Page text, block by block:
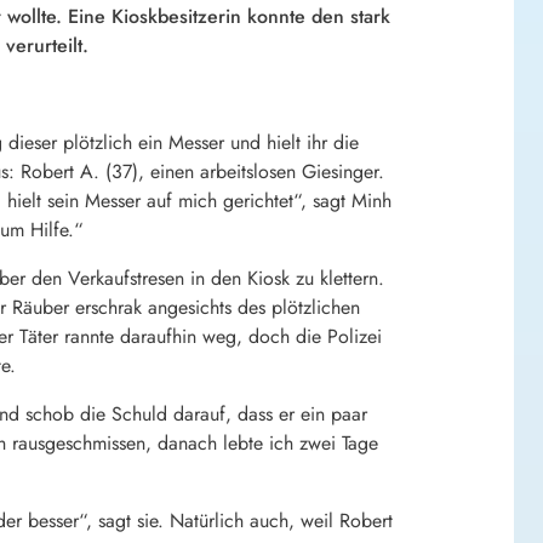
Eine Kioskbesitzerin konnte den stark
verurteilt.
dieser plötzlich ein Messer und hielt ihr die
Robert A. (37), einen arbeitslosen Giesinger.
sein Messer auf mich gerichtet“, sagt Minh
Hilfe.“
den Verkaufstresen in den Kiosk zu klettern.
erschrak angesichts des plötzlichen
Täter rannte daraufhin weg, doch die Polizei
schob die Schuld darauf, dass er ein paar
danach lebte ich zwei Tage
besser“, sagt sie. Natürlich auch, weil Robert